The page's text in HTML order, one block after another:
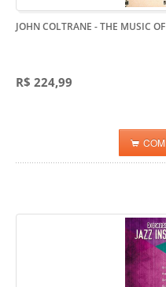
JOHN COLTRANE - THE MUSIC
R$ 224,99